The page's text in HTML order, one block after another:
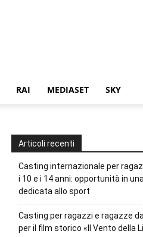
RAI MEDIASET SKY
Articoli recenti
Casting internazionale per
i 10 e i 14 anni: opportunità in
dedicata allo sport
Casting per ragazzi e ragazze
per il film storico «Il Vento della